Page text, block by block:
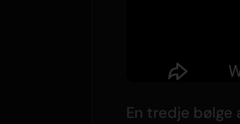
En tredje bølge